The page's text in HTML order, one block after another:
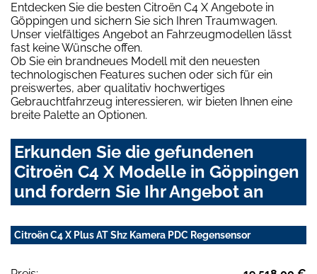
Entdecken Sie die besten Citroën C4 X Angebote in
Göppingen und sichern Sie sich Ihren Traumwagen.
Unser vielfältiges Angebot an Fahrzeugmodellen lässt
fast keine Wünsche offen.
Ob Sie ein brandneues Modell mit den neuesten
technologischen Features suchen oder sich für ein
preiswertes, aber qualitativ hochwertiges
Gebrauchtfahrzeug interessieren, wir bieten Ihnen eine
breite Palette an Optionen.
Erkunden Sie die gefundenen
Citroën C4 X Modelle in Göppingen
und fordern Sie Ihr Angebot an
Citroën C4 X Plus AT Shz Kamera PDC Regensensor